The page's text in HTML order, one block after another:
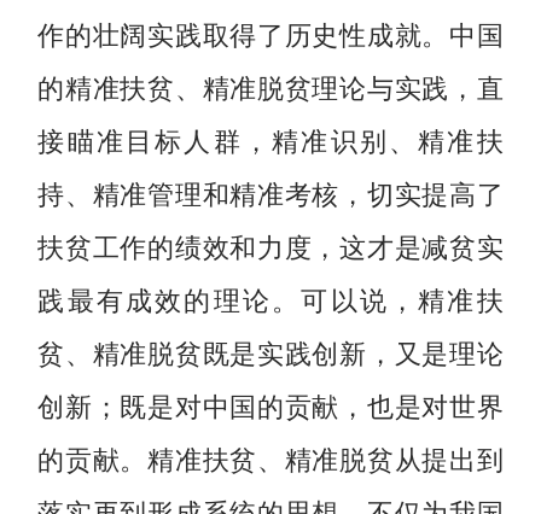
作的壮阔实践取得了历史性成就。中国
的精准扶贫、精准脱贫理论与实践，直
接瞄准目标人群，精准识别、精准扶
持、精准管理和精准考核，切实提高了
扶贫工作的绩效和力度，这才是减贫实
践最有成效的理论。可以说，精准扶
贫、精准脱贫既是实践创新，又是理论
创新；既是对中国的贡献，也是对世界
的贡献。精准扶贫、精准脱贫从提出到